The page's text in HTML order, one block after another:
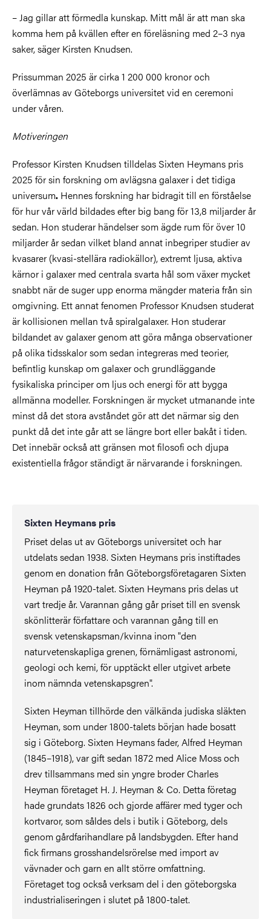
– Jag gillar att förmedla kunskap. Mitt mål är att man ska
komma hem på kvällen efter en föreläsning med 2–3 nya
saker, säger Kirsten Knudsen.
Prissumman 2025 är cirka 1 200 000 kronor och
överlämnas av Göteborgs universitet vid en ceremoni
under våren.
Motiveringen
Professor Kirsten Knudsen tilldelas Sixten Heymans pris
2025 för sin forskning om avlägsna galaxer i det tidiga
universum. Hennes forskning har bidragit till en förståelse
för hur vår värld bildades efter big bang för 13,8 miljarder år
sedan. Hon studerar händelser som ägde rum för över 10
miljarder år sedan vilket bland annat inbegriper studier av
kvasarer (kvasi-stellära radiokällor), extremt ljusa, aktiva
kärnor i galaxer med centrala svarta hål som växer mycket
snabbt när de suger upp enorma mängder materia från sin
omgivning. Ett annat fenomen Professor Knudsen studerat
är kollisionen mellan två spiralgalaxer. Hon studerar
bildandet av galaxer genom att göra många observationer
på olika tidsskalor som sedan integreras med teorier,
befintlig kunskap om galaxer och grundläggande
fysikaliska principer om ljus och energi för att bygga
allmänna modeller. Forskningen är mycket utmanande inte
minst då det stora avståndet gör att det närmar sig den
punkt då det inte går att se längre bort eller bakåt i tiden.
Det innebär också att gränsen mot filosofi och djupa
existentiella frågor ständigt är närvarande i forskningen.
Sixten Heymans pris
Priset delas ut av Göteborgs universitet och har
utdelats sedan 1938. Sixten Heymans pris instiftades
genom en donation från Göteborgsföretagaren Sixten
Heyman på 1920-talet. Sixten Heymans pris delas ut
vart tredje år. Varannan gång går priset till en svensk
skönlitterär författare och varannan gång till en
svensk vetenskapsman/kvinna inom "den
naturvetenskapliga grenen, förnämligast astronomi,
geologi och kemi, för upptäckt eller utgivet arbete
inom nämnda vetenskapsgren".
Sixten Heyman tillhörde den välkända judiska släkten
Heyman, som under 1800-talets början hade bosatt
sig i Göteborg. Sixten Heymans fader, Alfred Heyman
(1845–1918), var gift sedan 1872 med Alice Moss och
drev tillsammans med sin yngre broder Charles
Heyman företaget H. J. Heyman & Co. Detta företag
hade grundats 1826 och gjorde affärer med tyger och
kortvaror, som såldes dels i butik i Göteborg, dels
genom gårdfarihandlare på landsbygden. Efter hand
fick firmans grosshandelsrörelse med import av
vävnader och garn en allt större omfattning.
Företaget tog också verksam del i den göteborgska
industrialiseringen i slutet på 1800-talet.